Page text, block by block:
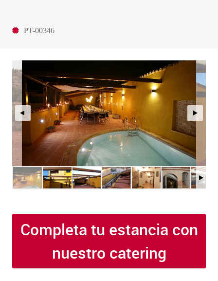
PT-00346
Completa tu estancia con
nuestro catering